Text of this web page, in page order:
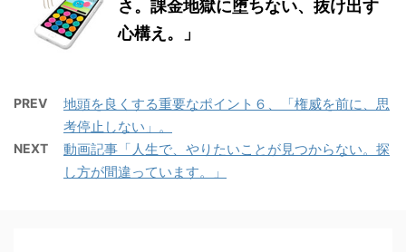
さ。課金地獄に堕ちない、抜け出す
心構え。」
PREV
地頭を良くする重要なポイント６、「権威を前に、思
考停止しない」。
NEXT
動画記事「人生で、やりたいことが見つからない。探
し方が間違っています。」